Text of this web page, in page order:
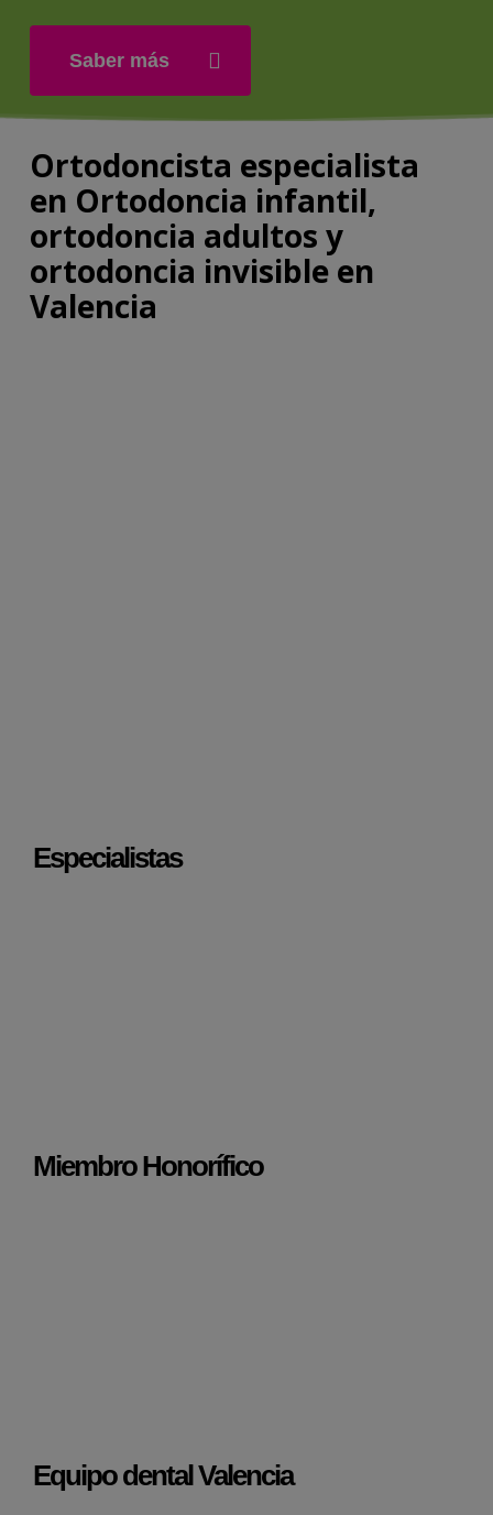
Saber más
Ortodoncista especialista
en Ortodoncia infantil,
ortodoncia adultos y
ortodoncia invisible en
Valencia
Especialistas
Miembro Honorífico
Equipo dental Valencia